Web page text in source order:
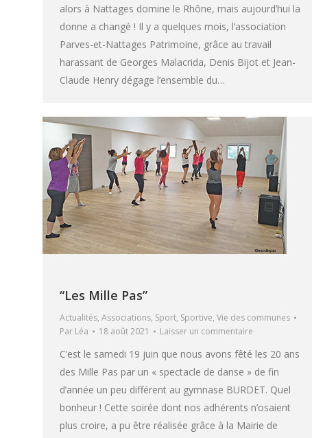
alors à Nattages domine le Rhône, mais aujourd’hui la
donne a changé ! Il y a quelques mois, l’association
Parves-et-Nattages Patrimoine, grâce au travail
harassant de Georges Malacrida, Denis Bijot et Jean-
Claude Henry dégage l’ensemble du…
“Les Mille Pas”
Actualités, Associations, Sport, Sportive, Vie des communes
Par Léa 18 août 2021 Laisser un commentaire
C’est le samedi 19 juin que nous avons fêté les 20 ans
des Mille Pas par un « spectacle de danse » de fin
d’année un peu différent au gymnase BURDET. Quel
bonheur ! Cette soirée dont nos adhérents n’osaient
plus croire, a pu être réalisée grâce à la Mairie de